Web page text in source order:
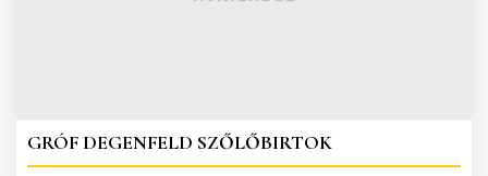
GRÓF DEGENFELD SZŐLŐBIRTOK